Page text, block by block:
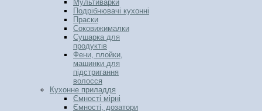
Мультиварки
Подрібнювачі кухонні
Праски
Соковижималки
Сушарка для
продуктів
Фени, плойки,
машинки для
підстригання
волосся
Кухонне приладдя
Ємності мірні
Ємності, дозатори